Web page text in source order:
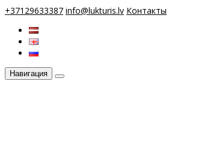
+37129633387 info@lukturis.lv Контакты
Навигация